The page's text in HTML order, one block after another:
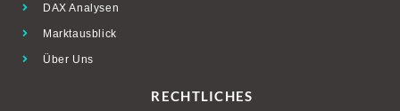
DAX Analysen
Marktausblick
Über Uns
RECHTLICHES